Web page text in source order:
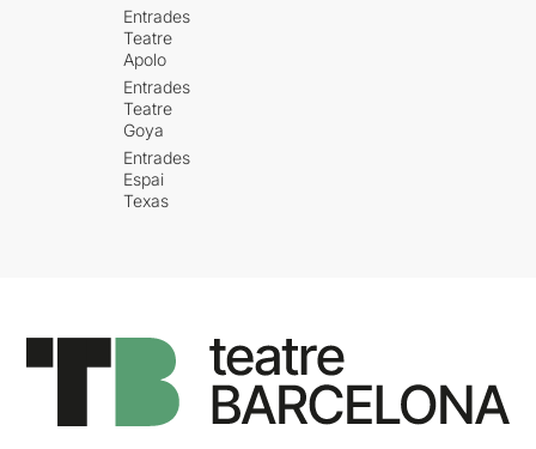
Entrades
Teatre
Apolo
Entrades
Teatre
Goya
Entrades
Espai
Texas